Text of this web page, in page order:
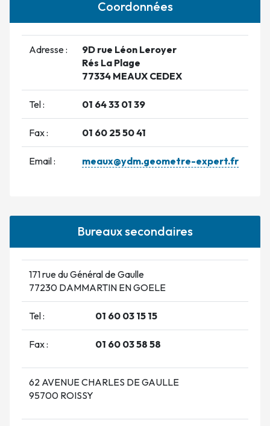
Coordonnées
Adresse :
9D rue Léon Leroyer
Rés La Plage
77334 MEAUX CEDEX
Tel : 01 64 33 01 39
Fax : 01 60 25 50 41
Email : meaux@ydm.geometre-expert.fr
Bureaux secondaires
171 rue du Général de Gaulle
77230 DAMMARTIN EN GOELE
Tel : 01 60 03 15 15
Fax : 01 60 03 58 58
62 AVENUE CHARLES DE GAULLE
95700 ROISSY